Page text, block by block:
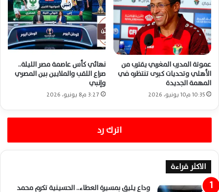
عموتة المدرب المغربي يقترب من
الأهلي وتحديات كبرى تنتظره في
المهمة الجديدة
10:35 م10 يونيو، 2026
نهائي كأس عاصمة مصر الليلة..
صراع اللقب والملايين بين المصري
وإنبي
3:27 م8 يونيو، 2026
اترك رد
الاكثر قراءة
وداع يليق بمسيرة العطاء.. الحسينية تكرم محمد